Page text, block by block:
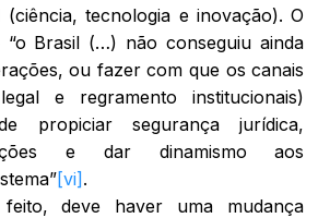
(ciência, tecnologia e inovação). O
Brasil (…) não conseguiu ainda
ou fazer com que os canais
e regramento institucionais)
propiciar segurança jurídica,
e dar dinamismo aos
[vi].
deve haver uma mudança